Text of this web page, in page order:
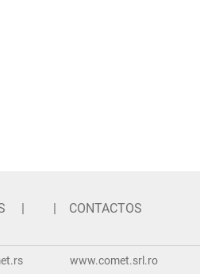
CONTACTOS
www.comet.srl.ro